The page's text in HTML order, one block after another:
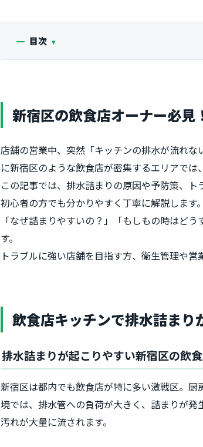
目次
新宿区の飲食店オーナー必
店舗の営業中、突然「キッチンの排水が流れ
に新宿区のような飲食店が密集するエリアでは
この記事では、排水詰まりの原因や予防策、
初心者の方でも分かりやすく丁寧に解説します。
「なぜ詰まりやすいの？」「もしもの時はど
す。
トラブルに強い店舗を目指す方、衛生管理や
飲食店キッチンで排水詰まり
排水詰まりが起こりやすい新宿区の飲
新宿区は都内でも飲食店が特に多い激戦区。
境では、排水管への負荷が大きく、詰まりが
汚れが大量に流されます。